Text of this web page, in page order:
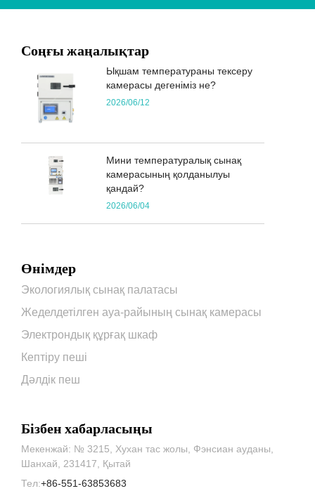
Соңғы жаңалықтар
Ықшам температураны тексеру
камерасы дегеніміз не?
2026/06/12
Мини температуралық сынақ
камерасының қолданылуы
қандай?
2026/06/04
Өнімдер
Экологиялық сынақ палатасы
Жеделдетілген ауа-райының сынақ камерасы
Электрондық құрғақ шкаф
Кептіру пеші
Дәлдік пеш
Бізбен хабарласыңы
Мекенжай: № 3215, Хухан тас жолы, Фэнсиан ауданы,
Шанхай, 231417, Қытай
Тел:+86-551-63853683